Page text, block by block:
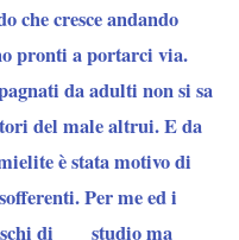
che cresce andando
pronti a portarci via.
da adulti non si sa
del male altrui. E da
è stata motivo di
Per me ed i
di studio ma